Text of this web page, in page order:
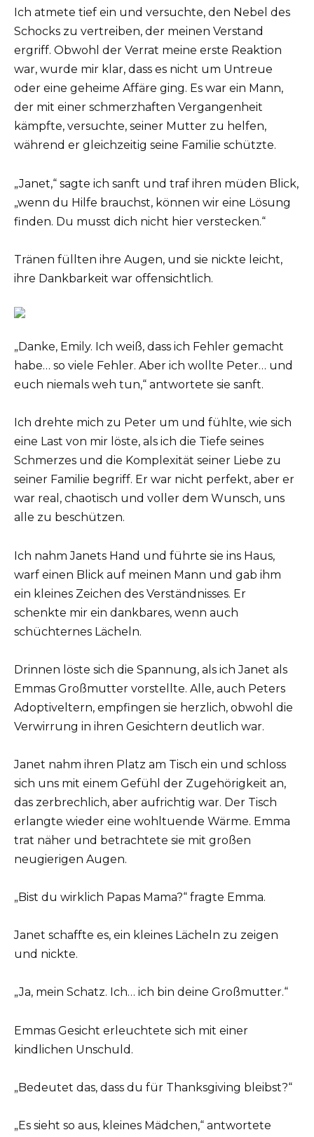
Ich atmete tief ein und versuchte, den Nebel des
Schocks zu vertreiben, der meinen Verstand
ergriff. Obwohl der Verrat meine erste Reaktion
war, wurde mir klar, dass es nicht um Untreue
oder eine geheime Affäre ging. Es war ein Mann,
der mit einer schmerzhaften Vergangenheit
kämpfte, versuchte, seiner Mutter zu helfen,
während er gleichzeitig seine Familie schützte.
„Janet,“ sagte ich sanft und traf ihren müden Blick,
„wenn du Hilfe brauchst, können wir eine Lösung
finden. Du musst dich nicht hier verstecken.“
Tränen füllten ihre Augen, und sie nickte leicht,
ihre Dankbarkeit war offensichtlich.
„Danke, Emily. Ich weiß, dass ich Fehler gemacht
habe… so viele Fehler. Aber ich wollte Peter… und
euch niemals weh tun,“ antwortete sie sanft.
Ich drehte mich zu Peter um und fühlte, wie sich
eine Last von mir löste, als ich die Tiefe seines
Schmerzes und die Komplexität seiner Liebe zu
seiner Familie begriff. Er war nicht perfekt, aber er
war real, chaotisch und voller dem Wunsch, uns
alle zu beschützen.
Ich nahm Janets Hand und führte sie ins Haus,
warf einen Blick auf meinen Mann und gab ihm
ein kleines Zeichen des Verständnisses. Er
schenkte mir ein dankbares, wenn auch
schüchternes Lächeln.
Drinnen löste sich die Spannung, als ich Janet als
Emmas Großmutter vorstellte. Alle, auch Peters
Adoptiveltern, empfingen sie herzlich, obwohl die
Verwirrung in ihren Gesichtern deutlich war.
Janet nahm ihren Platz am Tisch ein und schloss
sich uns mit einem Gefühl der Zugehörigkeit an,
das zerbrechlich, aber aufrichtig war. Der Tisch
erlangte wieder eine wohltuende Wärme. Emma
trat näher und betrachtete sie mit großen
neugierigen Augen.
„Bist du wirklich Papas Mama?“ fragte Emma.
Janet schaffte es, ein kleines Lächeln zu zeigen
und nickte.
„Ja, mein Schatz. Ich… ich bin deine Großmutter.“
Emmas Gesicht erleuchtete sich mit einer
kindlichen Unschuld.
„Bedeutet das, dass du für Thanksgiving bleibst?“
„Es sieht so aus, kleines Mädchen,“ antwortete